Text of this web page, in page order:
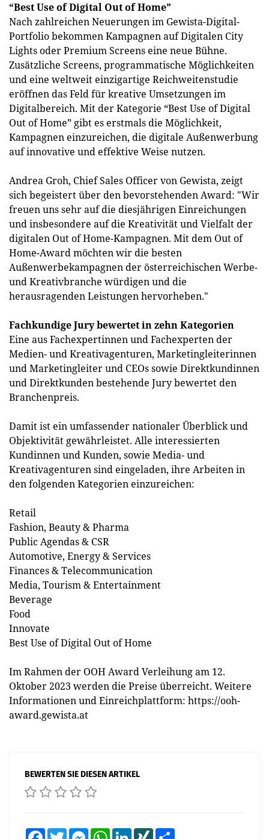
“Best Use of Digital Out of Home”
Nach zahlreichen Neuerungen im Gewista-Digital-
Portfolio bekommen Kampagnen auf Digitalen City
Lights oder Premium Screens eine neue Bühne.
Zusätzliche Screens, programmatische Möglichkeiten
und eine weltweit einzigartige Reichweitenstudie
eröffnen das Feld für kreative Umsetzungen im
Digitalbereich. Mit der Kategorie “Best Use of Digital
Out of Home” gibt es erstmals die Möglichkeit,
Kampagnen einzureichen, die digitale Außenwerbung
auf innovative und effektive Weise nutzen.
Andrea Groh, Chief Sales Officer von Gewista, zeigt
sich begeistert über den bevorstehenden Award: "Wir
freuen uns sehr auf die diesjährigen Einreichungen
und insbesondere auf die Kreativität und Vielfalt der
digitalen Out of Home-Kampagnen. Mit dem Out of
Home-Award möchten wir die besten
Außenwerbekampagnen der österreichischen Werbe-
und Kreativbranche würdigen und die
herausragenden Leistungen hervorheben."
Fachkundige Jury bewertet in zehn Kategorien
Eine aus Fachexpertinnen und Fachexperten der
Medien- und Kreativagenturen, Marketingleiterinnen
und Marketingleiter und CEOs sowie Direktkundinnen
und Direktkunden bestehende Jury bewertet den
Branchenpreis.
Damit ist ein umfassender nationaler Überblick und
Objektivität gewährleistet. Alle interessierten
Kundinnen und Kunden, sowie Media- und
Kreativagenturen sind eingeladen, ihre Arbeiten in
den folgenden Kategorien einzureichen:
Retail
Fashion, Beauty & Pharma
Public Agendas & CSR
Automotive, Energy & Services
Finances & Telecommunication
Media, Tourism & Entertainment
Beverage
Food
Innovate
Best Use of Digital Out of Home
Im Rahmen der OOH Award Verleihung am 12.
Oktober 2023 werden die Preise überreicht. Weitere
Informationen und Einreichplattform: https://ooh-
award.gewista.at
BEWERTEN SIE DIESEN ARTIKEL
FacebookTwitter MessengerWhatsAppLinkedInXING